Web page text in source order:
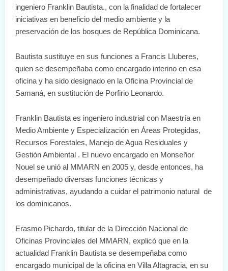
ingeniero Franklin Bautista., con la finalidad de fortalecer
iniciativas en beneficio del medio ambiente y la
preservación de los bosques de República Dominicana.
Bautista sustituye en sus funciones a Francis Lluberes,
quien se desempeñaba como encargado interino en esa
oficina y ha sido designado en la Oficina Provincial de
Samaná, en sustitución de Porfirio Leonardo.
Franklin Bautista es ingeniero industrial con Maestría en
Medio Ambiente y Especialización en Áreas Protegidas,
Recursos Forestales, Manejo de Agua Residuales y
Gestión Ambiental . El nuevo encargado en Monseñor
Nouel se unió al MMARN en 2005 y, desde entonces, ha
desempeñado diversas funciones técnicas y
administrativas, ayudando a cuidar el patrimonio natural de
los dominicanos.
Erasmo Pichardo, titular de la Dirección Nacional de
Oficinas Provinciales del MMARN, explicó que en la
actualidad Franklin Bautista se desempeñaba como
encargado municipal de la oficina en Villa Altagracia, en su